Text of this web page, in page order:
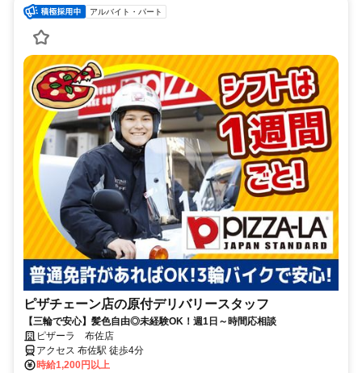
アルバイト・パート
ピザチェーン店の原付デリバリースタッフ
【三輪で安心】髪色自由◎未経験OK！週1日～時間応相談
ピザーラ 布佐店
アクセス 布佐駅 徒歩4分
時給1,200円以上